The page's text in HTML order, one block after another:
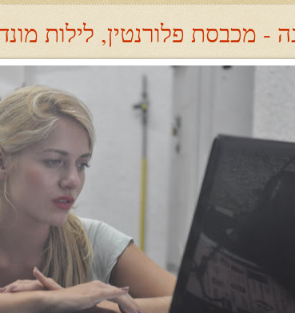
- מכבסת פלורנטין, לילות